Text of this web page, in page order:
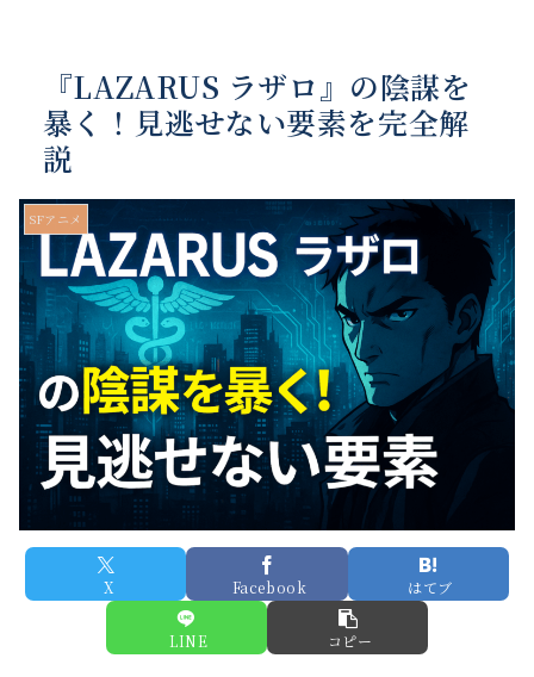
『LAZARUS ラザロ』の陰謀を
暴く！見逃せない要素を完全解
説
SFアニメ
X Facebook はてブ
LINE コピー